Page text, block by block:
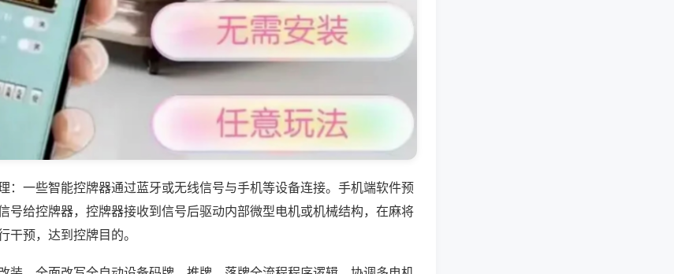
：一些智能控牌器通过蓝牙或无线信号与手机等设备连接。手机端软件预
号给控牌器，控牌器接收到信号后驱动内部微型电机或机械结构，在麻将
干预，达到控牌目的。